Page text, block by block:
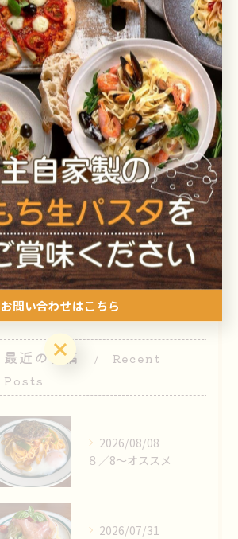
1 2 4
カテゴリー Categories
全てのカテゴリー
お知らせ
ブログ
最近の投稿
Recent
Posts
2026/08/08
８／8〜オススメ
2026/07/31
お問い合わせはこちら
お問い合わせはこちら